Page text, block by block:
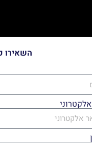
השאירו